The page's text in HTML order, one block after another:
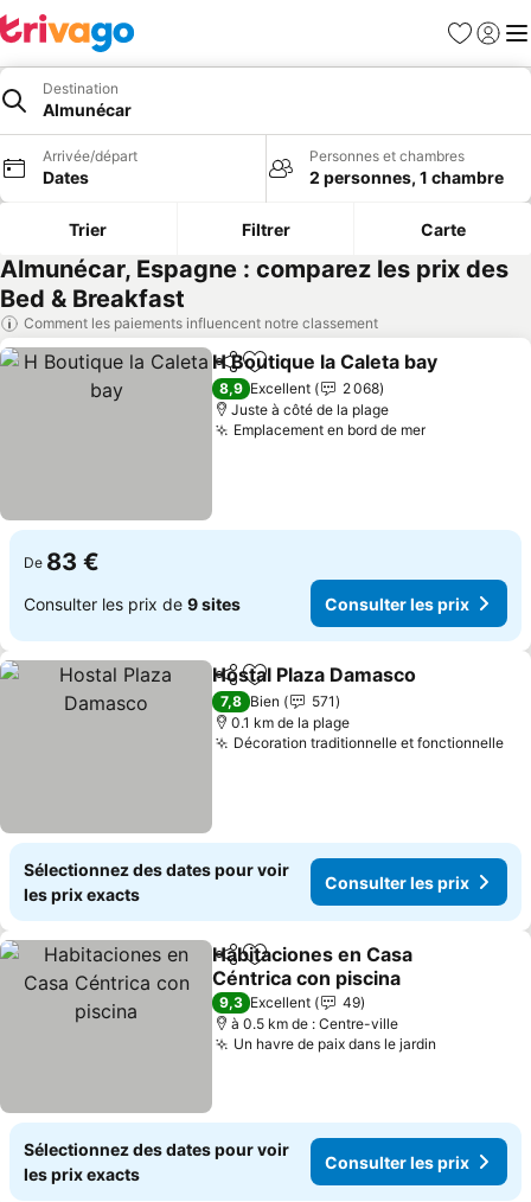
Favoris
Se
Destination
Almunécar
Arrivée/départ
Dates
Personnes et chambres
2 personnes, 1 chambre
Trier Filtrer Carte
Almunécar, Espagne : comparez les prix des
Bed & Breakfast
Comment les paiements influencent notre classement
PartagerAjouter à mes favoris
H Boutique la Caleta bay
8,9 Excellent
2 068
Juste à côté de la plage
Emplacement en bord de merConsulter
De 83 €
Consulter les prix de 9 sites Consulter les prix
PartagerAjouter à mes favoris
Hostal Plaza Damasco
7,8 Bien
571
0.1 km de la plage
Décoration traditionnelle et fonctionnelle
Sélectionnez des dates pour voir
les prix exacts
Consulter les prix
PartagerAjouter à mes favoris
Habitaciones en Casa
Céntrica con piscina
Consulter les prix
9,3 Excellent
49
à 0.5 km de : Centre-ville
Un havre de paix dans le jardin
Sélectionnez des dates pour voir
les prix exacts
Consulter les prix